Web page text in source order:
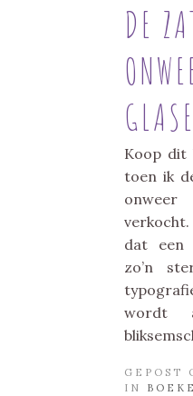
DE
Koop dit
toen ik
onweer
dat een
zo’n
wordt
GEPOST
IN